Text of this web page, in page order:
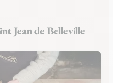
Jean de Belleville